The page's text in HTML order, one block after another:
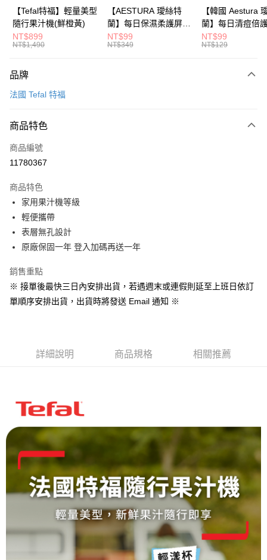
臺灣中小企業銀行
台中商業銀行
匯豐（台灣）商業銀行
華泰商業銀行
聯邦商業銀行
遠東國際商業銀行
元大商業銀行
台灣樂天信用卡公司
國泰世華商業銀行
兆豐國際商業銀行
臺灣中小企業銀行
台中商業銀行
匯豐（台灣）商業銀行
聯邦商業銀行
玉山商業銀行
台灣樂天信用卡公司
大哥付你分期
相關說明
【大哥付你分期使用說明】
2.付款方式選擇「大哥付你分期」，訂單成立後會自動跳轉到大哥付的交易
流程，驗證手機門號後，選擇欲分期的期數、繳款截止日，確認付款後即完
成交易。
消。如遇「轉專審核」未通過狀況，表示未達大哥付你分期系統評分，恕無
【繳款方式說明】
醒簡訊。
帳／街口支付／iPASS MONEY」等通路繳費。
1.本服務係由「台灣大哥大股份有限公司」（以下簡稱本公司）所提供，讓
用戶於交易時，得透過本服務購買商品或服務，並由商店將買賣／分期付款
買賣價金債權讓與本公司後，依約使用本公司帳單繳交帳款。
2.基於同意付款使用「大哥付你分期」之契約關係目的，商店將以您的個人
由本公司與您本人進行分期帳單所需資料之確認、核對及更正。
3.完整用戶服務條款，請詳閱以下連結：https://oppay.tw/userRule
每筆NT$80，滿NT$799(含以上)免運費
【Tefal特福】輕量美型
隨行果汁機(鮮橙黃)
NT$899
NT$1,490
【AESTURA 璦絲特
蘭】每日保濕柔護屏障
修護霜 30ml
NT$99
NT$349
【韓國 Aestura
蘭】每日清痘倍
潔面泡沫 30g
NT$99
NT$129
品牌
法國 Tefal 特福
商品特色
商品編號
11780367
商品特色
家用果汁機等級
輕便攜帶
表層無孔設計
原廠保固一年 登入加碼再送一年
銷售重點
※ 接單後最快三日內安排出貨，若遇週末或連假則延至上班日依訂
單順序安排出貨，出貨時將發送 Email 通知 ※
詳細說明 商品規格 相關推薦